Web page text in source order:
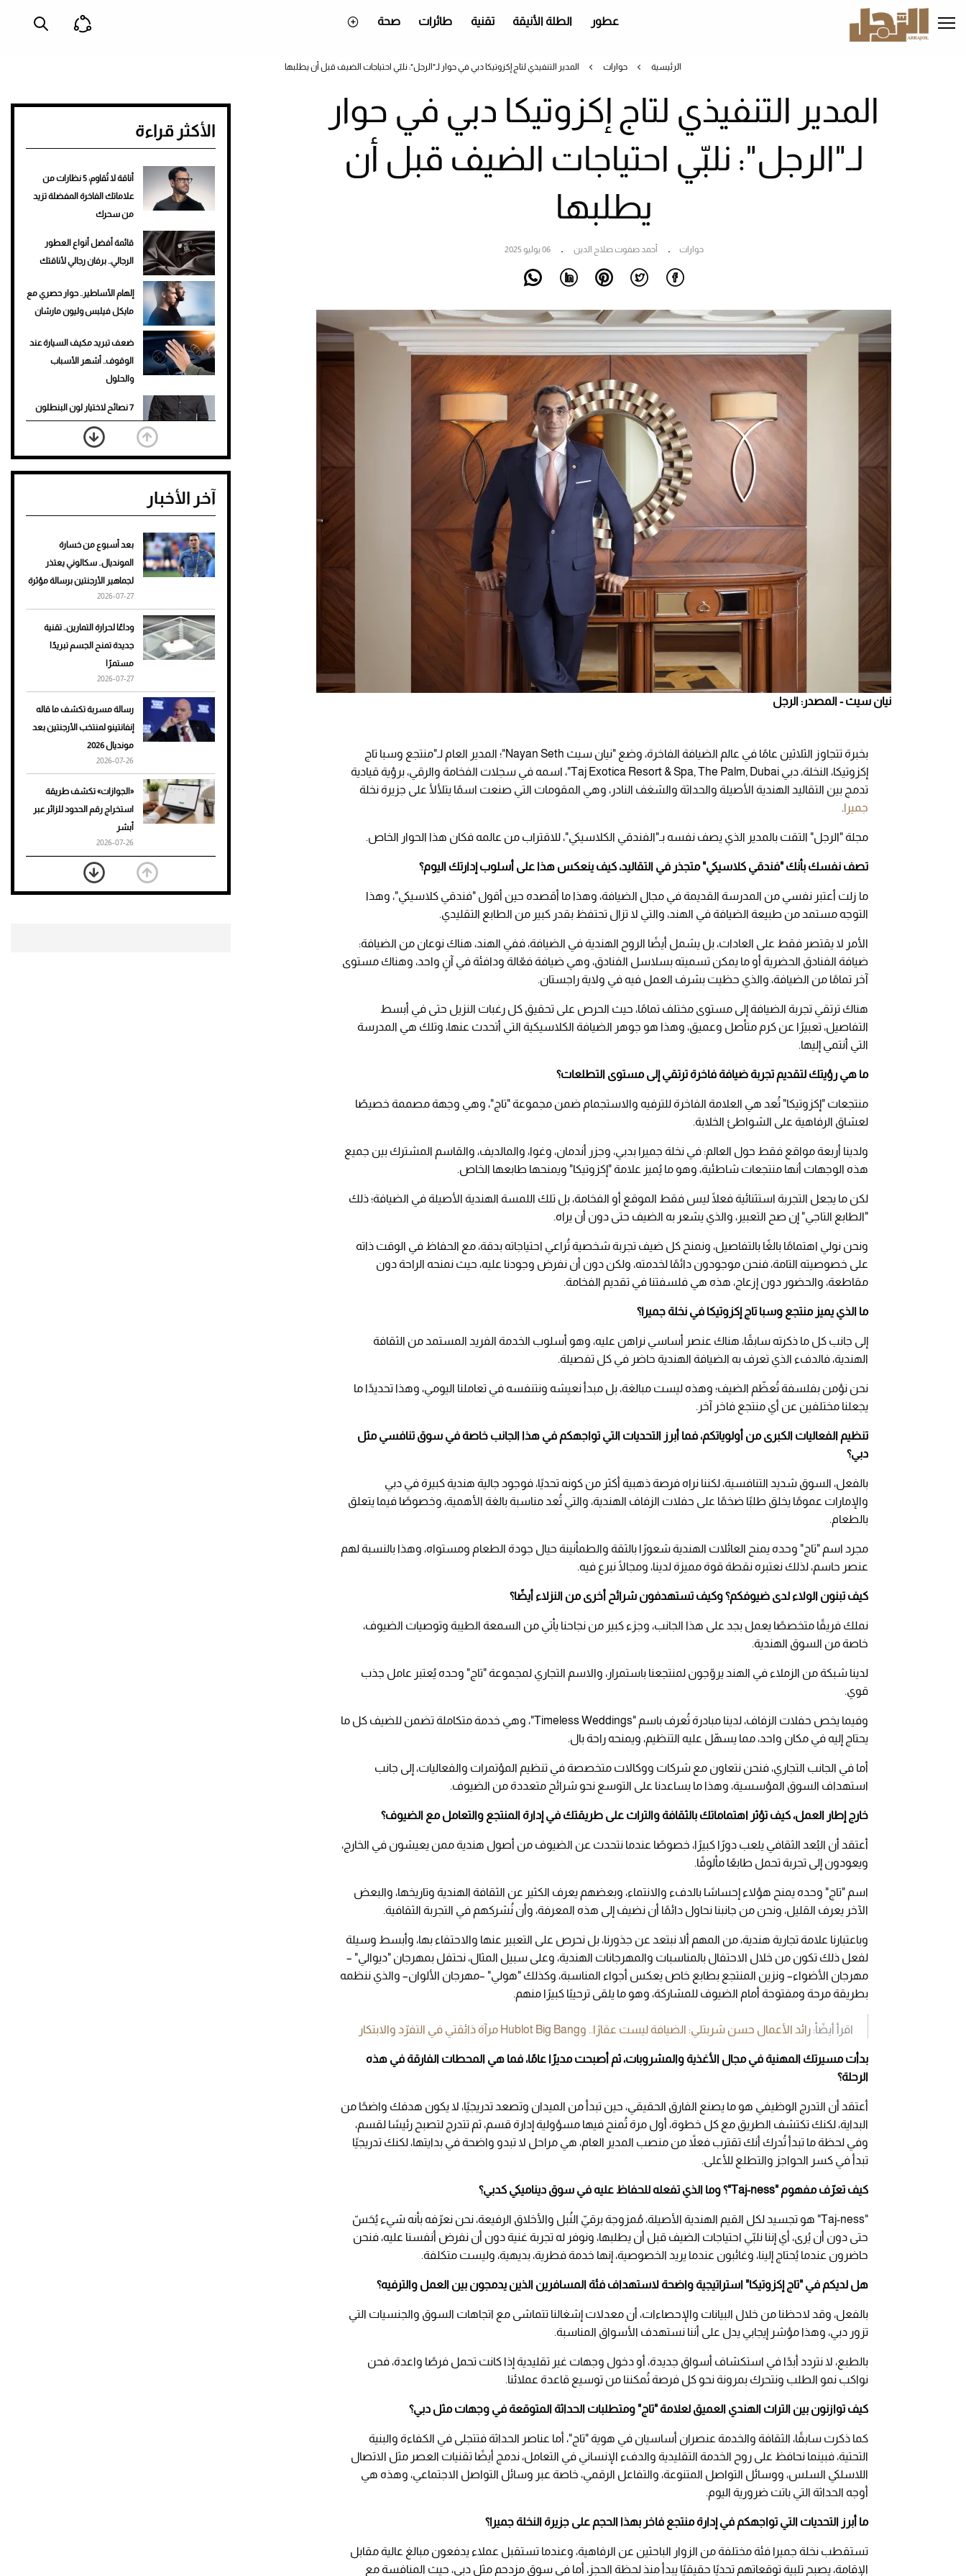
إلى
المحتوى
عطور الطلة الأنيقة تقنية طائرات صحة
الرئيسية حوارات المدير التنفيذي لتاج إكزوتيكا دبي في حوار لـ"الرجل": نلبّي احتياجات الضيف قبل أن يطلبها
المدير التنفيذي لتاج إكزوتيكا دبي في حوار
لـ"الرجل": نلبّي احتياجات الضيف قبل أن
يطلبها
حوارات أحمد صفوت صلاح الدين 06 يوليو 2025
نيان سيث - المصدر: الرجل
بخبرة تتجاوز الثلاثين عامًا في عالم الضيافة الفاخرة، وضع "نيان سيث Nayan Seth"؛ المدير العام لـ"منتجع وسبا تاج
إكزوتيكا، النخلة، دبي Taj Exotica Resort & Spa, The Palm, Dubai"، اسمه في سجلات الفخامة والرقي، برؤية قيادية
تدمج بين التقاليد الهندية الأصيلة والحداثة والشغف النادر، وهي المقومات التي صنعت اسمًا يتلألأ على جزيرة نخلة
جميرا.
مجلة "الرجل" التقت بالمدير الذي يصف نفسه بـ"الفندقي الكلاسيكي"، للاقتراب من عالمه فكان هذا الحوار الخاص.
تصف نفسك بأنك "فندقي كلاسيكي" متجذر في التقاليد، كيف ينعكس هذا على أسلوب إدارتك اليوم؟
ما زلت أعتبر نفسي من المدرسة القديمة في مجال الضيافة، وهذا ما أقصده حين أقول "فندقي كلاسيكي"، وهذا
التوجه مستمد من طبيعة الضيافة في الهند، والتي لا تزال تحتفظ بقدر كبير من الطابع التقليدي.
الأمر لا يقتصر فقط على العادات، بل يشمل أيضًا الروح الهندية في الضيافة، ففي الهند، هناك نوعان من الضيافة:
ضيافة الفنادق الحضرية أو ما يمكن تسميته بسلاسل الفنادق، وهي ضيافة فعّالة ودافئة في آنٍ واحد، وهناك مستوى
آخر تمامًا من الضيافة، والذي حظيت بشرف العمل فيه في ولاية راجستان.
هناك ترتقي تجربة الضيافة إلى مستوى مختلف تمامًا، حيث الحرص على تحقيق كل رغبات النزيل حتى في أبسط
التفاصيل، تعبيرًا عن كرم متأصل وعميق، وهذا هو جوهر الضيافة الكلاسيكية التي أتحدث عنها، وتلك هي المدرسة
التي أنتمي إليها.
ما هي رؤيتك لتقديم تجربة ضيافة فاخرة ترتقي إلى مستوى التطلعات؟
منتجعات "إكزوتيكا" تُعد هي العلامة الفاخرة للترفيه والاستجمام ضمن مجموعة "تاج"، وهي وجهة مصممة خصيصًا
لعشاق الرفاهية على الشواطئ الخلابة.
ولدينا أربعة مواقع فقط حول العالم: في نخلة جميرا بدبي، وجزر أندمان، وغوا، والمالديف، والقاسم المشترك بين جميع
هذه الوجهات أنها منتجعات شاطئية، وهو ما يُميز علامة "إكزوتيكا" ويمنحها طابعها الخاص.
لكن ما يجعل التجربة استثنائية فعلًا ليس فقط الموقع أو الفخامة، بل تلك اللمسة الهندية الأصيلة في الضيافة؛ ذلك
"الطابع التاجي" إن صح التعبير، والذي يشعر به الضيف حتى دون أن يراه.
ونحن نولي اهتمامًا بالغًا بالتفاصيل، ونمنح كل ضيف تجربة شخصية تُراعي احتياجاته بدقة، مع الحفاظ في الوقت ذاته
على خصوصيته التامة، فنحن موجودون دائمًا لخدمته، ولكن دون أن نفرض وجودنا عليه، حيث نمنحه الراحة دون
مقاطعة، والحضور دون إزعاج، هذه هي فلسفتنا في تقديم الفخامة.
ما الذي يميز منتجع وسبا تاج إكزوتيكا في نخلة جميرا؟
إلى جانب كل ما ذكرته سابقًا، هناك عنصر أساسي نراهن عليه، وهو أسلوب الخدمة الفريد المستمد من الثقافة
الهندية، فالدفء الذي تعرف به الضيافة الهندية حاضر في كل تفصيلة.
نحن نؤمن بفلسفة تُعظّم الضيف؛ وهذه ليست مبالغة، بل مبدأ نعيشه ونتنفسه في تعاملنا اليومي، وهذا تحديدًا ما
يجعلنا مختلفين عن أي منتجع فاخر آخر.
تنظيم الفعاليات الكبرى من أولوياتكم، فما أبرز التحديات التي تواجهكم في هذا الجانب خاصة في سوق تنافسي مثل
دبي؟
بالفعل، السوق شديد التنافسية، لكننا نراه فرصة ذهبية أكثر من كونه تحديًا، فوجود جالية هندية كبيرة في دبي
والإمارات عمومًا يخلق طلبًا ضخمًا على حفلات الزفاف الهندية، والتي تُعد مناسبة بالغة الأهمية، وخصوصًا فيما يتعلق
بالطعام.
مجرد اسم "تاج" وحده يمنح العائلات الهندية شعورًا بالثقة والطمأنينة حيال جودة الطعام ومستواه، وهذا بالنسبة لهم
عنصر حاسم، لذلك نعتبره نقطة قوة مميزة لدينا، ومجالًا نبرع فيه.
كيف تبنون الولاء لدى ضيوفكم؟ وكيف تستهدفون شرائح أخرى من النزلاء أيضًا؟
نملك فريقًا متخصصًا يعمل بجد على هذا الجانب، وجزء كبير من نجاحنا يأتي من السمعة الطيبة وتوصيات الضيوف،
خاصة من السوق الهندية.
لدينا شبكة من الزملاء في الهند يروّجون لمنتجعنا باستمرار، والاسم التجاري لمجموعة "تاج" وحده يُعتبر عامل جذب
قوي.
وفيما يخص حفلات الزفاف، لدينا مبادرة تُعرف باسم "Timeless Weddings"، وهي خدمة متكاملة تضمن للضيف كل ما
يحتاج إليه في مكان واحد، مما يسهّل عليه التنظيم، ويمنحه راحة بال.
أما في الجانب التجاري، فنحن نتعاون مع شركات ووكالات متخصصة في تنظيم المؤتمرات والفعاليات، إلى جانب
استهداف السوق المؤسسية، وهذا ما يساعدنا على التوسع نحو شرائح متعددة من الضيوف.
خارج إطار العمل، كيف تؤثر اهتماماتك بالثقافة والتراث على طريقتك في إدارة المنتجع والتعامل مع الضيوف؟
أعتقد أن البُعد الثقافي يلعب دورًا كبيرًا، خصوصًا عندما نتحدث عن الضيوف من أصول هندية ممن يعيشون في الخارج،
ويعودون إلى تجربة تحمل طابعًا مألوفًا.
اسم "تاج" وحده يمنح هؤلاء إحساسًا بالدفء والانتماء، وبعضهم يعرف الكثير عن الثقافة الهندية وتاريخها، والبعض
الآخر يعرف القليل، ونحن من جانبنا نحاول دائمًا أن نضيف إلى هذه المعرفة، وأن نُشركهم في التجربة الثقافية.
وباعتبارنا علامة تجارية هندية، من المهم ألا نبتعد عن جذورنا، بل نحرص على التعبير عنها والاحتفاء بها، وأبسط وسيلة
لفعل ذلك تكون من خلال الاحتفال بالمناسبات والمهرجانات الهندية، وعلى سبيل المثال، نحتفل بمهرجان "ديوالي" –
مهرجان الأضواء– ونزين المنتجع بطابع خاص يعكس أجواء المناسبة، وكذلك "هولي" –مهرجان الألوان– والذي ننظمه
بطريقة مرحة ومفتوحة أمام الضيوف للمشاركة، وهو ما يلقى ترحيبًا كبيرًا منهم.
اقرأ أيضًأ: رائد الأعمال حسن شربتلي: الضيافة ليست عقارًا.. وHublot Big Bang مرآة ذائقتي في التفرّد والابتكار
بدأت مسيرتك المهنية في مجال الأغذية والمشروبات، ثم أصبحت مديرًا عامًا، فما هي المحطات الفارقة في هذه
الرحلة؟
أعتقد أن التدرج الوظيفي هو ما يصنع الفارق الحقيقي، حين تبدأ من الميدان وتصعد تدريجيًا، لا يكون هدفك واضحًا من
البداية، لكنك تكتشف الطريق مع كل خطوة، أول مرة تُمنح فيها مسؤولية إدارة قسم، ثم تتدرج لتصبح رئيسًا لقسم،
وفي لحظة ما تبدأ تُدرك أنك تقترب فعلاً من منصب المدير العام، هي مراحل لا تبدو واضحة في بدايتها، لكنك تدريجيًا
تبدأ في كسر الحواجز والتطلع للأعلى.
كيف تعرّف مفهوم "Taj-ness"؟ وما الذي تفعله للحفاظ عليه في سوق ديناميكي كدبي؟
"Taj-ness" هو تجسيد لكل القيم الهندية الأصيلة، مُمزوجة برقيّ النُبل والأخلاق الرفيعة، نحن نعرّفه بأنه شيء يُحَسّ
حتى دون أن يُرى، أي إننا نلبّي احتياجات الضيف قبل أن يطلبها، ونوفر له تجربة غنية دون أن نفرض أنفسنا عليه، فنحن
حاضرون عندما يُحتاج إلينا، وغائبون عندما يريد الخصوصية، إنها خدمة فطرية، بديهية، وليست متكلفة.
هل لديكم في "تاج إكزوتيكا" استراتيجية واضحة لاستهداف فئة المسافرين الذين يدمجون بين العمل والترفيه؟
بالفعل، وقد لاحظنا من خلال البيانات والإحصاءات، أن معدلات إشغالنا تتماشى مع اتجاهات السوق والجنسيات التي
تزور دبي، وهذا مؤشر إيجابي يدل على أننا نستهدف الأسواق المناسبة.
بالطبع، لا نتردد أبدًا في استكشاف أسواق جديدة، أو دخول وجهات غير تقليدية إذا كانت تحمل فرصًا واعدة، فحن
نواكب نمو الطلب ونتحرك بمرونة نحو كل فرصة تُمكننا من توسيع قاعدة عملائنا.
كيف توازنون بين التراث الهندي العميق لعلامة "تاج" ومتطلبات الحداثة المتوقعة في وجهات مثل دبي؟
كما ذكرت سابقًا، الثقافة والخدمة عنصران أساسيان في هوية "تاج"، أما عناصر الحداثة فتتجلى في الكفاءة والبنية
التحتية، فبينما نحافظ على روح الخدمة التقليدية والدفء الإنساني في التعامل، ندمج أيضًا تقنيات العصر مثل الاتصال
اللاسلكي السلس، ووسائل التواصل المتنوعة، والتفاعل الرقمي، خاصة عبر وسائل التواصل الاجتماعي، وهذه هي
أوجه الحداثة التي باتت ضرورية اليوم.
ما أبرز التحديات التي تواجهكم في إدارة منتجع فاخر بهذا الحجم على جزيرة النخلة جميرا؟
تستقطب نخلة جميرا فئة مختلفة من الزوار الباحثين عن الرفاهية، وعندما تستقبل عملاء يدفعون مبالغ عالية مقابل
الإقامة، يصبح تلبية توقعاتهم تحديًا حقيقيًا يبدأ منذ لحظة الحجز، أما في سوق مزدحم مثل دبي، حيث المنافسة مع
الأكثر قراءة
أناقة لا تُقاوم: 5 نظارات من
علاماتك الفاخرة المفضلة تزيد
من سحرك
قائمة أفضل أنواع العطور
الرجالي.. برفان رجالي لأناقتك
إلهام الأساطير.. حوار حصري مع
مايكل فيلبس وليون مارشان
ضعف تبريد مكيف السيارة عند
الوقوف.. أشهر الأسباب
والحلول
7 نصائح لاختيار لون البنطلون
المناسب للقميص الأسود
نرى المستقبل من خلال
تصميماتنا.. كيف حجزت 1886
تمنحك فخامة استثنائية
هوى الأبطال
أفضل تدريج للشعر الطويل
لإطلالة جريئة وعصرية
للرجال
آخر الأخبار
بعد أسبوع من خسارة
المونديال.. سكالوني يعتذر
لجماهير الأرجنتين برسالة مؤثرة
2026-07-27
وداعًا لحرارة التمارين.. تقنية
جديدة تمنح الجسم تبريدًا
مستمرًا
2026-07-27
رسالة مسربة تكشف ما قاله
إنفانتينو لمنتخب الأرجنتين بعد
مونديال 2026
2026-07-26
«الجوازات» تكشف طريقة
استخراج رقم الحدود للزائر عبر
أبشر
2026-07-26
بعد 7 أشهر من تعرضه لحادث
مروع.. جوشوا يفوز على برينغا